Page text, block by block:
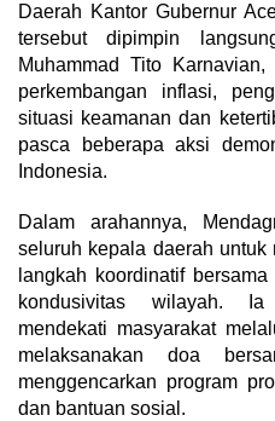
Daerah Kantor Gubernur
tersebut dipimpin
Muhammad Tito
perkembangan inflasi,
situasi keamanan dan
pasca beberapa aksi
Indonesia.
Dalam arahannya,
seluruh kepala daerah untuk
langkah koordinatif
kondusivitas wilayah. Ia
mendekati masyarakat
melaksanakan doa
menggencarkan program
dan bantuan sosial.